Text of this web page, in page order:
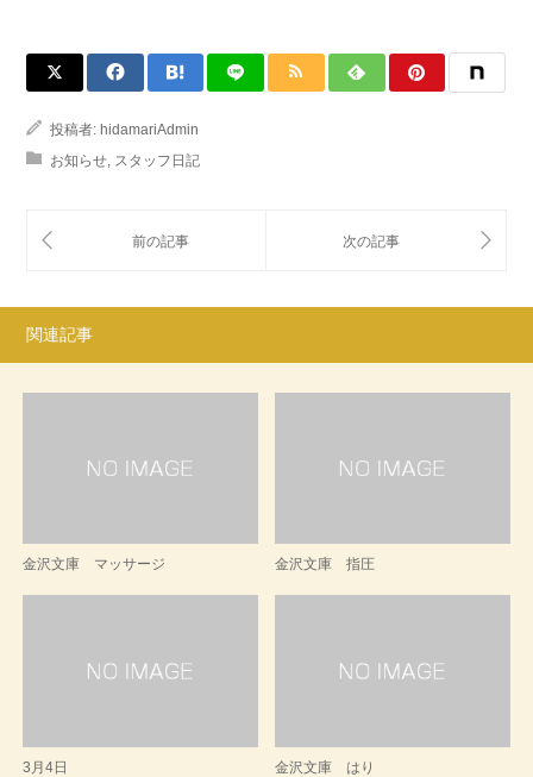
投稿者: hidamariAdmin
お知らせ, スタッフ日記
関連記事
金沢文庫 マッサージ 金沢文庫 指圧
3月4日 金沢文庫 はり